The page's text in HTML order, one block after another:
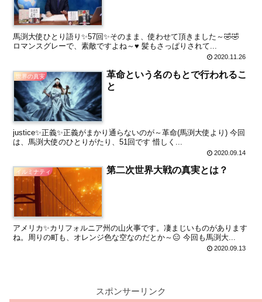
馬渕大使ひとり語り✨57回✨そのまま、使わせて頂きました～🤣🤣
ロマンスグレーで、素敵ですよね～♥️ 髪もさっぱりされて...
2020.11.26
世界の真実
革命という名のもとで行われるこ
と
justice✨正義✨正義がまかり通らないのが～革命(馬渕大使より) 今回
は、馬渕大使のひとりがたり、51回です 惜しく...
2020.09.14
イルミナティ 第二次世界大戦の真実とは？
アメリカ✨カリフォルニア州の山火事です。凄まじいものがあります
ね。周りの町も、オレンジ色な空なのだとか～😑 今回も馬渕大...
2020.09.13
スポンサーリンク